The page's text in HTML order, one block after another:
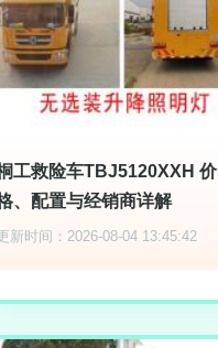
工救险车TBJ5120XXH 价
、配置与经销商详解
新时间：2026-08-04 13:45:42